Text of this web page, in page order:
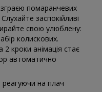
зграєю помаранчевих
заспокійливі
свою улюблену:
колискових.
кроки анімація стає
автоматично
реагуючи на плач